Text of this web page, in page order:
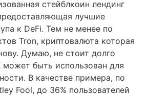
стейблкоин лендинг
лучшие
к DeFi. Тем не менее по
Tron, криптовалюта которая
Думаю, не стоит долго
может быть использован для
В качестве примера, по
Fool, до 36% пользователей